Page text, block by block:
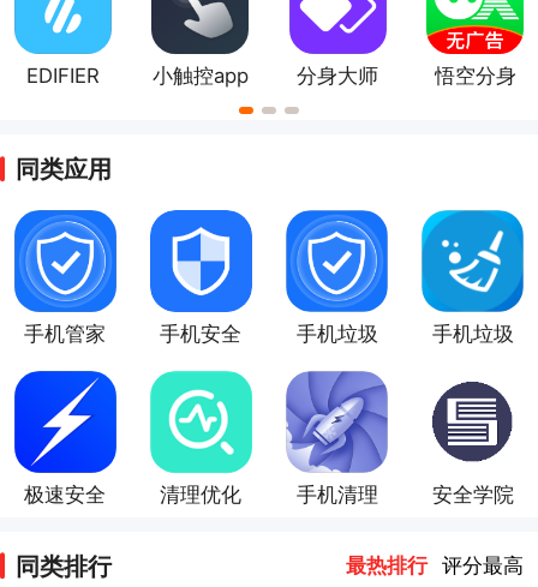
EDIFIER
小触控app
分身大师
悟空分身
同类应用
手机管家
手机安全
手机垃圾
app
手机垃圾
极速安全
清理优化
手机清理
安全学院
同类排行 最热排行 评分最高